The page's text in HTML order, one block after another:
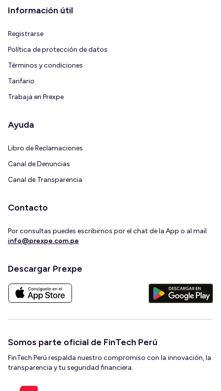
Información útil
Registrarse
Política de protección de datos
Términos y condiciones
Tarifario
Trabaja en Prexpe
Ayuda
Libro de Reclamaciones
Canal de Denuncias
Canal de Transparencia
Contacto
Por consultas puedes escribirnos por el chat de la App o al mail
info@prexpe.com.pe
Descargar Prexpe
Somos parte oficial de FinTech Perú
FinTech Perú respalda nuestro compromiso con la innovación, la
transparencia y tu seguridad financiera.